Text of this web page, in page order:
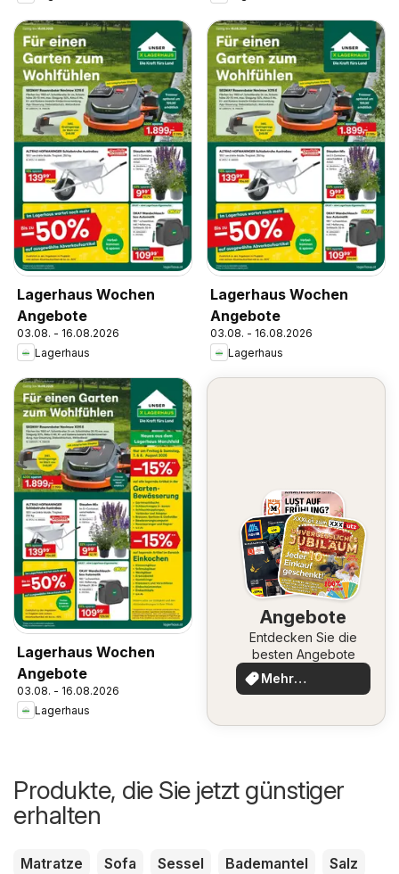
Lagerhaus Wochen
Angebote
03.08. - 16.08.2026
Lagerhaus
Lagerhaus Wochen
Angebote
03.08. - 16.08.2026
Lagerhaus
Lagerhaus Wochen
Angebote
03.08. - 16.08.2026
Lagerhaus
Angebote
Entdecken Sie die
besten Angebote
Mehr
entdecken
Produkte, die Sie jetzt günstiger
erhalten
Matratze Sofa Sessel Bademantel
Salz